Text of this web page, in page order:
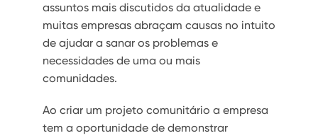
assuntos mais discutidos da atualidade e
muitas empresas abraçam causas no intuito
de ajudar a sanar os problemas e
necessidades de uma ou mais
comunidades.
Ao criar um projeto comunitário a empresa
tem a oportunidade de demonstrar